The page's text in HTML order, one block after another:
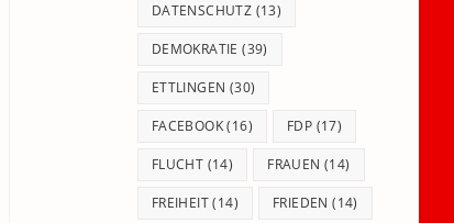
DATENSCHUTZ (13)
DEMOKRATIE (39)
ETTLINGEN (30)
FACEBOOK(16) FDP (17)
FLUCHT (14) FRAUEN (14)
FREIHEIT(14) FRIEDEN (14)